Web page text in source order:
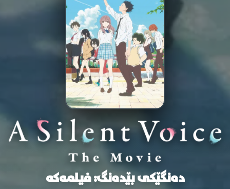
دەنگێکی بێدەنگ: فیلمەکە